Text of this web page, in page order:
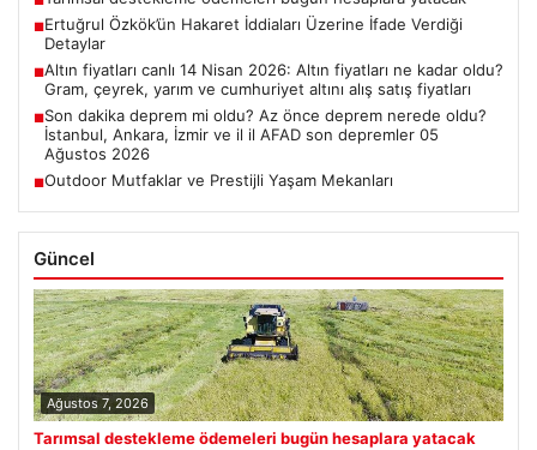
■Ertuğrul Özkök’ün Hakaret İddiaları Üzerine İfade Verdiği
Detaylar
■Altın fiyatları canlı 14 Nisan 2026: Altın fiyatları ne kadar oldu?
Gram, çeyrek, yarım ve cumhuriyet altını alış satış fiyatları
■Son dakika deprem mi oldu? Az önce deprem nerede oldu?
İstanbul, Ankara, İzmir ve il il AFAD son depremler 05
Ağustos 2026
■Outdoor Mutfaklar ve Prestijli Yaşam Mekanları
Güncel
Ağustos 7, 2026
Tarımsal destekleme ödemeleri bugün hesaplara yatacak